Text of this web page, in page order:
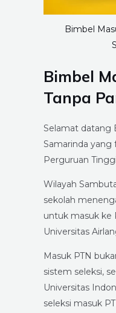
Bimbel
Bimbel
Tanpa
Selamat datang
Samarinda
Perguruan
Wilayah
sekolah
untuk masuk ke
Universitas
Masuk PTN
sistem seleksi,
Universitas
seleksi masuk